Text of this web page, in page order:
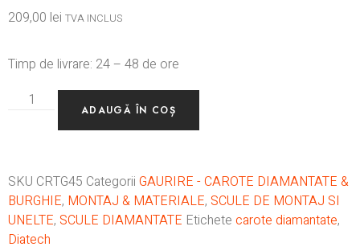
209,00 lei TVA INCLUS
Timp de livrare: 24 – 48 de ore
ADAUGĂ ÎN COȘ
SKU CRTG45 Categorii GAURIRE - CAROTE DIAMANTATE &
BURGHIE, MONTAJ & MATERIALE, SCULE DE MONTAJ SI
UNELTE, SCULE DIAMANTATE Etichete carote diamantate,
Diatech